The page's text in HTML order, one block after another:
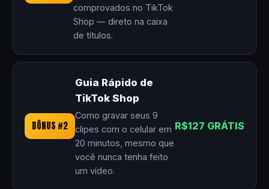
comprovados no TikTok
Shop — direto na caixa
de títulos.
BÔNUS #2
Guia Rápido de
TikTok Shop
Como gravar seus 9
clipes com o celular em
20 minutos, mesmo que
você nunca tenha feito
um vídeo.
R$127 GRÁTIS